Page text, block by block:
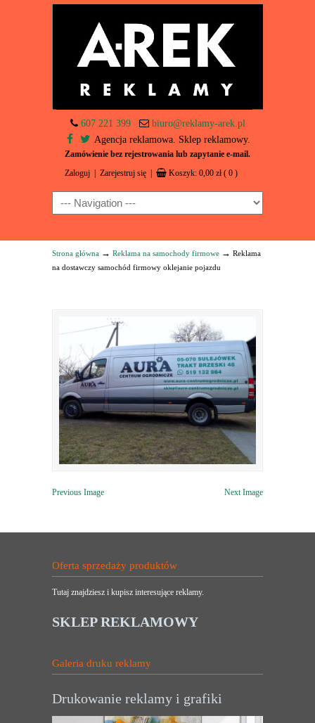
607 221 399
biuro@reklamy-arek.pl
Agencja reklamowa. Sklep reklamowy.
Zamówienie bez rejestrowania lub zapytanie e-mail.
Zaloguj Zarejestruj się Koszyk: 0,00 zł ( 0 )
Navigation
Strona główna → Reklama na samochody firmowe → Reklama
na dostawczy samochód firmowy oklejanie pojazdu
Previous Image Next Image
Oferta sprzedaży produktów
Tutaj znajdziesz i kupisz interesujące reklamy.
SKLEP REKLAMOWY
Galeria druku reklamy
Drukowanie reklamy i grafiki